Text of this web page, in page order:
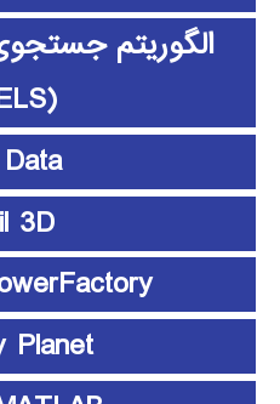
الگوریتم
(GELS)
3D
Planet